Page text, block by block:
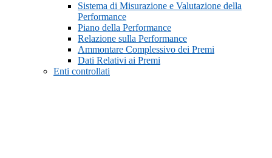
Sistema di Misurazione e Valutazione della
Performance
Piano della Performance
Relazione sulla Performance
Ammontare Complessivo dei Premi
Dati Relativi ai Premi
Enti controllati